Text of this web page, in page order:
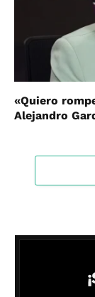
«Quiero
Alejandro